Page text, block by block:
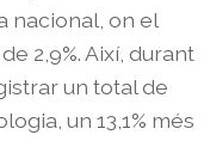
nacional, on el
2,9%. Així, durant
un total de
un 13,1% més